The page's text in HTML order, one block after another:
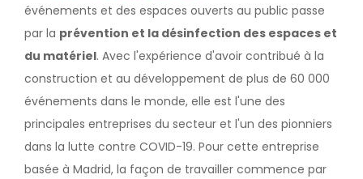
événements et des espaces ouverts au public passe
par la prévention et la désinfection des espaces et
du matériel. Avec l'expérience d'avoir contribué à la
construction et au développement de plus de 60 000
événements dans le monde, elle est l'une des
principales entreprises du secteur et l'un des pionniers
dans la lutte contre COVID-19. Pour cette entreprise
basée à Madrid, la façon de travailler commence par